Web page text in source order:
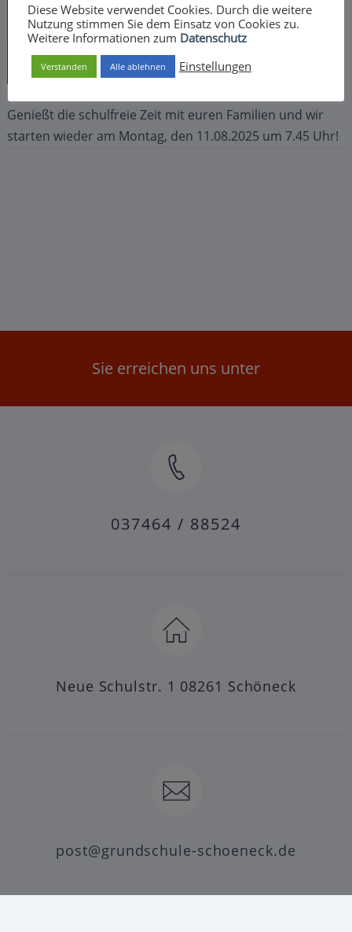
Genießt die schulfreie Zeit mit euren Familien und wir
starten wieder am Montag, den 11.08.2025 um 7.45 Uhr!
Sie erreichen uns unter
037464 / 88524
Neue Schulstr. 1 08261 Schöneck
post@grundschule-schoeneck.de
Diese Website verwendet Cookies. Durch die weitere
Nutzung stimmen Sie dem Einsatz von Cookies zu.
Weitere Informationen zum Datenschutz
Verstanden Alle ablehnen Einstellungen